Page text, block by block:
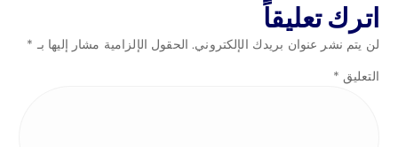
اترك تعليقاً
لن يتم نشر عنوان بريدك الإلكتروني. الحقول الإلزامية مشار إليها بـ *
التعليق *